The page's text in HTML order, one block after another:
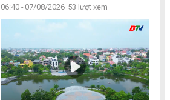
06:40 - 07/08/2026 53 lượt xem